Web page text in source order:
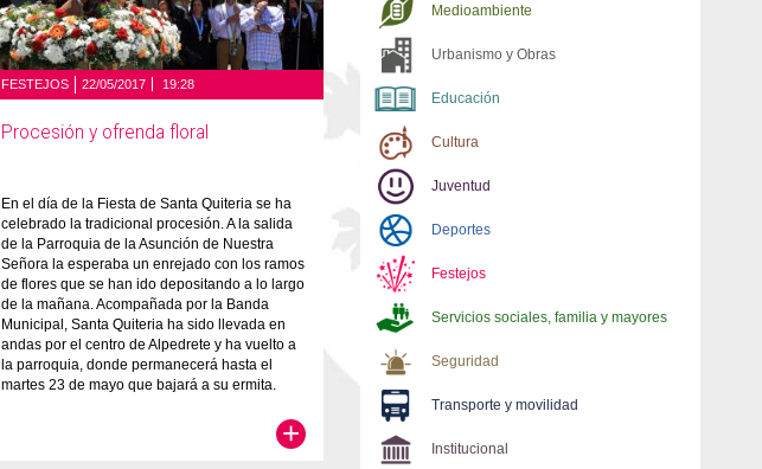
FESTEJOS 22/05/2017 19:28
Procesión y ofrenda floral
En el día de la Fiesta de Santa Quiteria se ha
celebrado la tradicional procesión. A la salida
de la Parroquia de la Asunción de Nuestra
Señora la esperaba un enrejado con los ramos
de flores que se han ido depositando a lo largo
de la mañana. Acompañada por la Banda
Municipal, Santa Quiteria ha sido llevada en
andas por el centro de Alpedrete y ha vuelto a
la parroquia, donde permanecerá hasta el
martes 23 de mayo que bajará a su ermita.
+
Medioambiente
Urbanismo y Obras
Educación
Cultura
Juventud
Deportes
Festejos
Servicios sociales, familia y mayores
Seguridad
Transporte y movilidad
Institucional